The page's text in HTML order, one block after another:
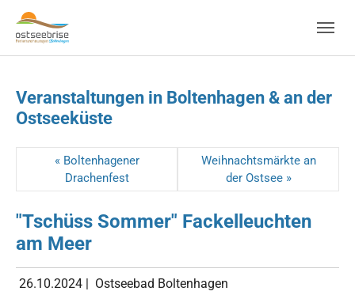
Skip to main navigation
Zum Hauptinhalt springen
Skip to page footer
Veranstaltungen in Boltenhagen & an der
Ostseeküste
« Boltenhagener
Drachenfest
Weihnachtsmärkte an
der Ostsee »
"Tschüss Sommer" Fackelleuchten
am Meer
26.10.2024 | Ostseebad Boltenhagen